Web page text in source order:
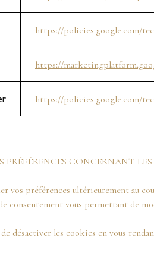
https://policies.google.com/
https://
https://policies.google.com/
PRÉFÉRENCES CONCERNANT
vos préférences ultérieurement au
de consentement vous permettant de
désactiver les cookies en vous